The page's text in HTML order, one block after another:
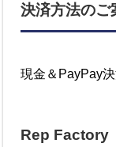
決済方法のご
現金＆PayPay決
Rep Factory